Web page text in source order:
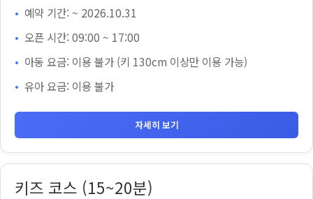
예약 기간: ~ 2026.10.31
오픈 시간: 09:00 ~ 17:00
아동 요금: 이용 불가 (키 130cm 이상만 이용 가능)
유아 요금: 이용 불가
자세히 보기
키즈 코스 (15~20분)